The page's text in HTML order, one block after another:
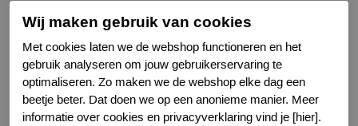
Gerelateerde producten
-50%
Wij maken gebruik van cookies
Met cookies laten we de webshop functioneren en het
gebruik analyseren om jouw gebruikerservaring te
optimaliseren. Zo maken we de webshop elke dag een
beetje beter. Dat doen we op een anonieme manier. Meer
informatie over cookies en privacyverklaring vind je [hier].